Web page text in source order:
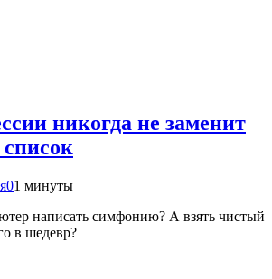
никогда не заменит
01 минуты
написать симфонию? А взять чистый
в шедевр?